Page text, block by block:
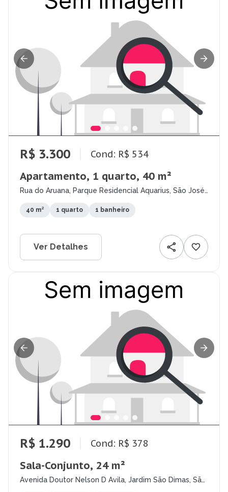
R$ 3.300 Cond: R$ 534
Apartamento, 1 quarto, 40 m²
Rua do Aruana, Parque Residencial Aquarius, São José
40 m² 1 quarto 1 banheiro
Ver Detalhes
R$ 1.290 Cond: R$ 378
Sala-Conjunto, 24 m²
Avenida Doutor Nelson D Avila, Jardim São Dimas, São